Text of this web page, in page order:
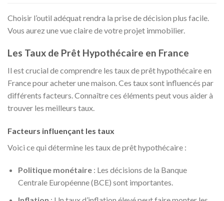
Choisir l’outil adéquat rendra la prise de décision plus facile.
Vous aurez une vue claire de votre projet immobilier.
Les Taux de Prêt Hypothécaire en France
Il est crucial de comprendre les taux de prêt hypothécaire en
France pour acheter une maison. Ces taux sont influencés par
différents facteurs. Connaître ces éléments peut vous aider à
trouver les meilleurs taux.
Facteurs influençant les taux
Voici ce qui détermine les taux de prêt hypothécaire :
Politique monétaire: Les décisions de la Banque
Centrale Européenne (BCE) sont importantes.